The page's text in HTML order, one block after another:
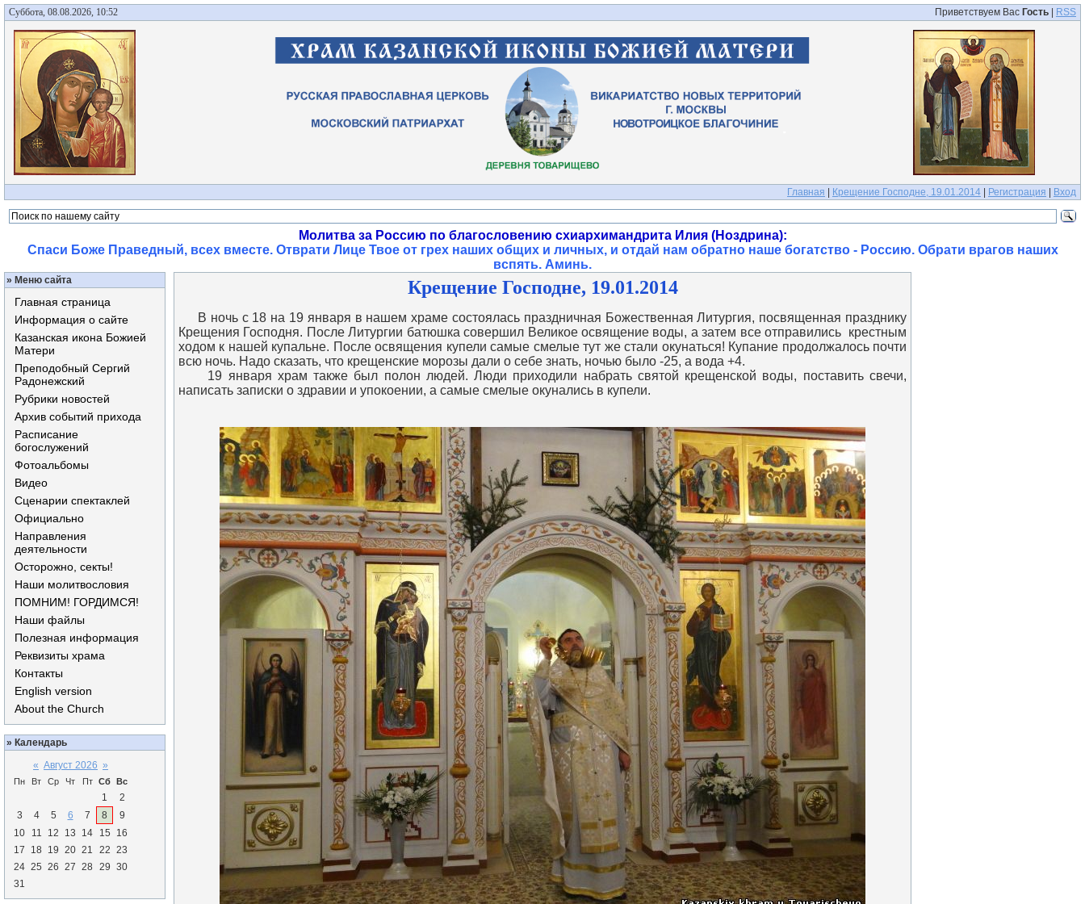
Суббота, 08.08.2026, 10:52 Приветствуем Вас Гость RSS
Главная Крещение Господне, 19.01.2014 Регистрация Вход
Молитва за Россию по благословению схиархимандрита Илия (Ноздрина):
Спаси Боже Праведный, всех вместе. Отврати Лице Твое от грех наших общих и личных, и отдай нам обратно наше богатство - Россию. Обрати врагов наших
вспять. Аминь.
» Меню сайта
Главная страница
Информация о сайте
Казанская икона Божией
Матери
Преподобный Сергий
Радонежский
Рубрики новостей
Архив событий прихода
Расписание
богослужений
Фотоальбомы
Видео
Сценарии спектаклей
Официально
Направления
деятельности
Осторожно, секты!
Наши молитвословия
ПОМНИМ! ГОРДИМСЯ!
Наши файлы
Полезная информация
Реквизиты храма
Контакты
English version
About the Church
» Календарь
« Август 2026 »
Пн Вт Ср Чт Пт Сб Вс
1
2
3
4 5 6 7 8
9
10
11 12 13 14 15
16
17
18 19 20 21 22 23
24 25 26 27 28 29 30
31
Крещение Господне, 19.01.2014
В ночь с 18 на 19 января в нашем храме состоялась праздничная Божественная Литургия, посвященная празднику
Крещения Господня. После Литургии батюшка совершил Великое освящение воды, а затем все отправились крестным
ходом к нашей купальне. После освящения купели самые смелые тут же стали окунаться! Купание продолжалось почти
всю ночь. Надо сказать, что крещенские морозы дали о себе знать, ночью было -25, а вода +4.
19 января храм также был полон людей. Люди приходили набрать святой крещенской воды, поставить свечи,
написать записки о здравии и упокоении, а самые смелые окунались в купели.